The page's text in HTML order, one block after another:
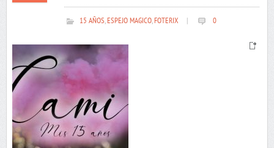
15 AÑOS,ESPEJO MAGICO,FOTERIX 0